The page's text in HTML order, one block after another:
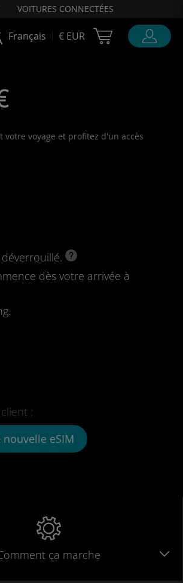
VOITURES CONNECTÉES
Français € EUR Cart Ubigi
votre voyage et profitez d'un accès
dès votre arrivée à
:
nouvelle eSIM
ça marche